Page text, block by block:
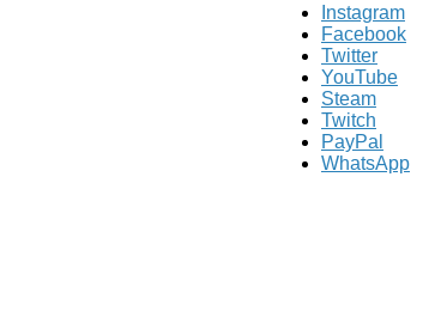
Instagram
Facebook
Twitter
YouTube
Steam
Twitch
PayPal
WhatsApp